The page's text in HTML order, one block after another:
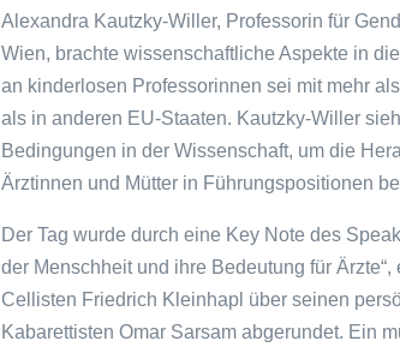
Alexandra Kautzky-Willer, Professorin für
Wien, brachte wissenschaftliche Aspekte in
an kinderlosen Professorinnen sei mit mehr
als in anderen EU-Staaten. Kautzky-Willer
Bedingungen in der Wissenschaft, um die
Ärztinnen und Mütter in Führungspositionen
Der Tag wurde durch eine Key Note des
der Menschheit und ihre Bedeutung für
Cellisten Friedrich Kleinhapl über seinen
Kabarettisten Omar Sarsam abgerundet. Ein